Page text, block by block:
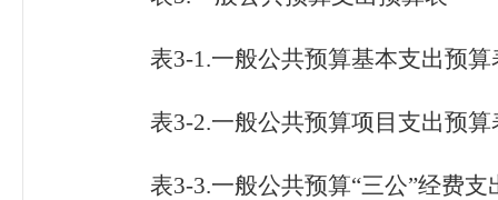
表3-1.一般公共预算基本支出预算
表3-2.一般公共预算项目支出预算
表3-3.一般公共预算“三公”经费支